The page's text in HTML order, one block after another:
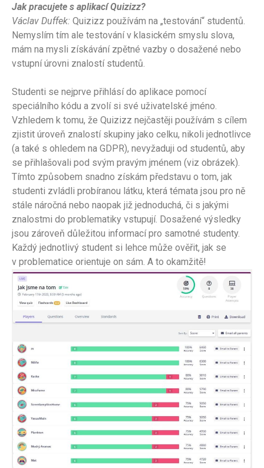
Jak pracujete s aplikací Quizizz?
Václav Duffek: Quizizz používám na „testování“ studentů.
Nemyslím tím ale testování v klasickém smyslu slova,
mám na mysli získávání zpětné vazby o dosažené nebo
vstupní úrovni znalostí studentů.
Studenti se nejprve přihlásí do aplikace pomocí
speciálního kódu a zvolí si své uživatelské jméno.
Vzhledem k tomu, že Quizizz nejčastěji používám s cílem
zjistit úroveň znalostí skupiny jako celku, nikoli jednotlivce
(a také s ohledem na GDPR), nevyžaduji od studentů, aby
se přihlašovali pod svým pravým jménem (viz obrázek).
Tímto způsobem snadno získám představu o tom, jak
studenti zvládli probíranou látku, která témata jsou pro ně
stále náročná nebo naopak již jednoduchá, či s jakými
znalostmi do problematiky vstupují. Dosažené výsledky
jsou zároveň důležitou informací pro samotné studenty.
Každý jednotlivý student si lehce může ověřit, jak se
v problematice orientuje on sám. A to okamžitě!